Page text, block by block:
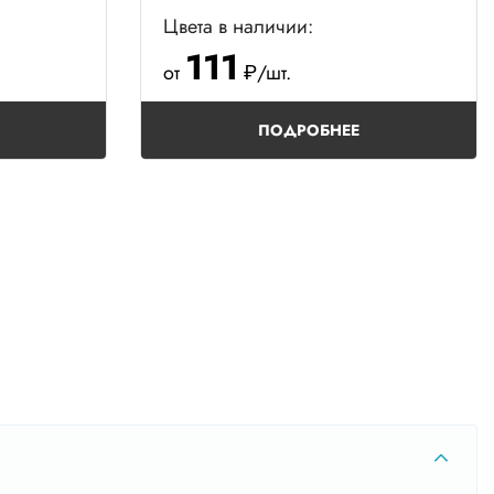
Цвета в наличии:
от 111 ₽/шт.
ПОДРОБНЕЕ